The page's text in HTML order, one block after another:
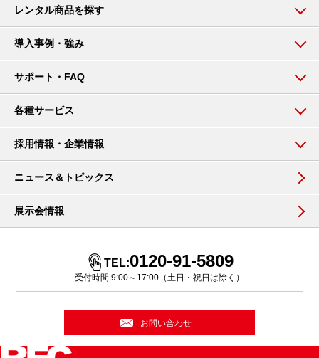
レンタル商品を探す
導入事例・強み
サポート・FAQ
各種サービス
採用情報・企業情報
ニュース＆トピックス
展示会情報
TEL:0120-91-5809
受付時間 9:00～17:00（土日・祝日は除く）
お問い合わせ